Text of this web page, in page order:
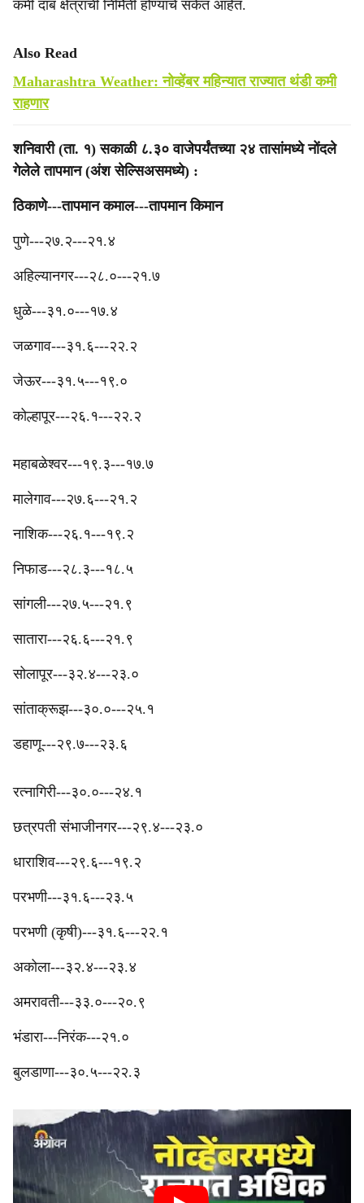
कमी दाब क्षेत्राची निर्मिती होण्याचे संकेत आहेत.
Also Read
Maharashtra Weather: नोव्हेंबर महिन्यात राज्यात थंडी कमी
राहणार
शनिवारी (ता. १) सकाळी ८.३० वाजेपर्यंतच्या २४ तासांमध्ये नोंदले
गेलेले तापमान (अंश सेल्सिअसमध्ये) :
‎ठिकाणे---तापमान कमाल---तापमान किमान
‎पुणे---२७.२---२१.४
अहिल्यानगर---२८.०---२१.७
धुळे---३१.०---१७.४
जळगाव---३१.६---२२.२
जेऊर---३१.५---१९.०
‎‎कोल्हापूर---२६.१---२२.२
महाबळेश्वर---१९.३---१७.७
मालेगाव---२७.६---२१.२
‎‎नाशिक---२६.१---१९.२
निफाड---२८.३---१८.५
‎‎सांगली---२७.५---२१.९
‎सातारा---२६.६---२१.९
‎सोलापूर---३२.४---२३.०
‎सांताक्रूझ---३०.०---२५.१
डहाणू---२९.७---२३.६
‎रत्नागिरी---३०.०---२४.१
‎छत्रपती संभाजीनगर---२९.४---२३.०
‎धाराशिव---२९.६---१९.२
‎परभणी---३१.६---२३.५
परभणी (कृषी)---३१.६---२२.१
‎‎अकोला---३२.४---२३.४
अमरावती---३३.०---२०.९
भंडारा---निरंक---२१.०
बुलडाणा---३०.५---२२.३